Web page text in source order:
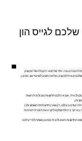
את הסיכוי שלכם לגייס הון
ועשרות חברות אשר ליווינו בדרך לקבל מענק מרשות החדשנות, ריכזו עבורכם 5 טיפים להבנה טובה יותר של תנאי הקבלה של המענק
זכאית למענק ועל מה חשוב לשים דגש. כמובן
אם אין לכם חדשנות טכנולוגית רשות
קודם בעולם, רק שאין חדש תחת השמש ולכן
בעיקר ביכולת שלכם להציג את תוכנית הפיתוח
החדשנות הטכנולוגית וכמובן נשמח לסייע לכם